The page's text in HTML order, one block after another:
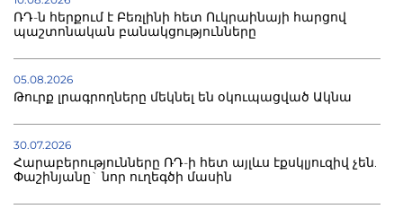
ՌԴ-ն հերքում է Բեռլինի հետ Ուկրաինայի հարցով
պաշտոնական բանակցությունները
05.08.2026
Թուրք լրագրողները մեկնել են օկուպացված Ակնա
30.07.2026
Հարաբերությունները ՌԴ-ի հետ այլևս էքսկլյուզիվ չեն.
Փաշինյանը` նոր ուղեգծի մասին